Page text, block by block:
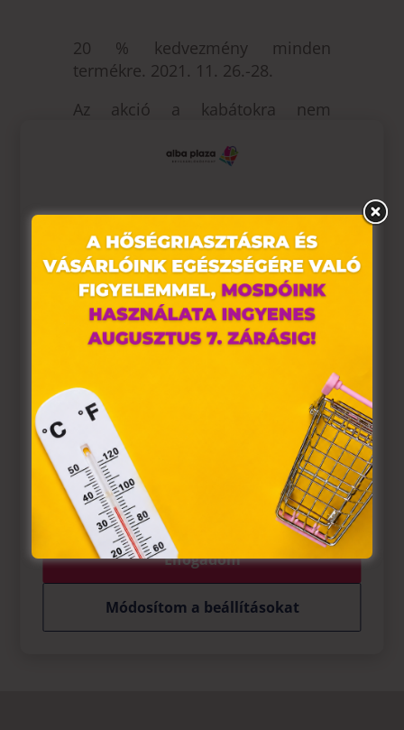
20 % kedvezmény minden
termékre. 2021. 11. 26.-28.
Az akció a kabátokra nem
Weboldalunkon „cookie"-kat (továbbiakban „süti")
alkalmazunk. Ezek olyan fájlok, melyek információt tárolnak
webes böngészőjében. Ehhez az Ön hozzájárulása
szükséges.
A „sütiket" az elektronikus hírközlésről szóló 2003. évi C.
törvény, az elektronikus kereskedelmi szolgáltatások, az
információs társadalommal összefüggő szolgáltatások
egyes kérdéseiről szóló 2001. évi CVIII. törvény, valamint az
Európai Unió előírásainak megfelelően használjuk. Azon
weblapoknak, melyek az Európai Unió országain belül
működnek, a „sütik" használatához, és ezeknek a
felhasználó számítógépén vagy egyéb eszközén történő
tárolásához a felhasználók hozzájárulását kell kérniük.
Elfogadom
Módosítom a beállításokat